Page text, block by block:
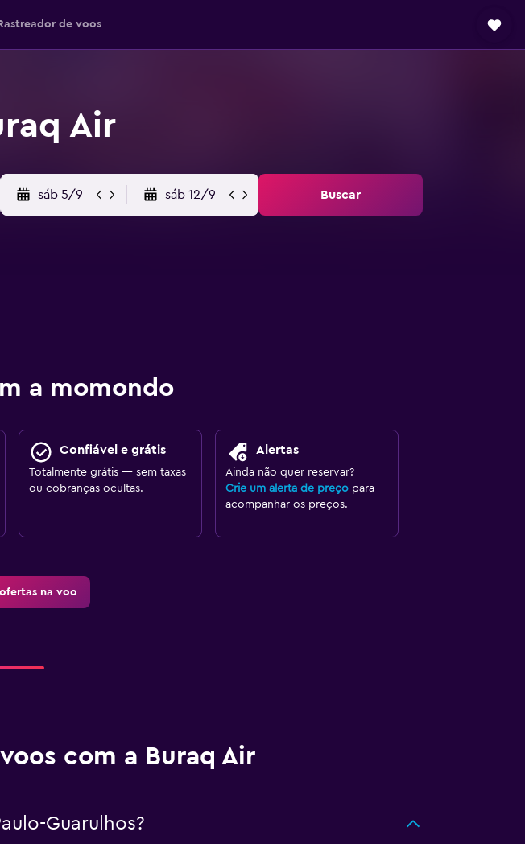
Rastreador de voos
Air
sáb 5/9 sáb 12/9 Buscar
a momondo
Confiável e grátis
Totalmente grátis — sem taxas
ou cobranças ocultas.
Alertas
Ainda não quer reservar?
Crie um alerta de preçopara
acompanhar os preços.
ofertas na voo
com a Buraq Air
Guarulhos?